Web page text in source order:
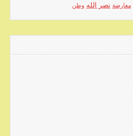
معارضة نصر الله وطن